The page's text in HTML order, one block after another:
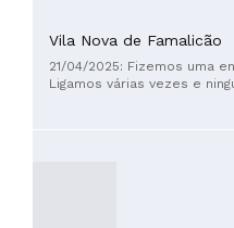
Vila Nova de Famalicão
21/04/2025: Fizemos uma
Ligamos várias vezes e